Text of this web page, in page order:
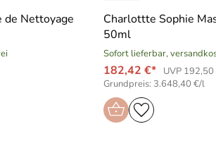
de Nettoyage
Charlottte Sophie
50ml
Sofort lieferbar,
182,42 €*
UVP 192,50
Grundpreis: 3.648,40 €/l